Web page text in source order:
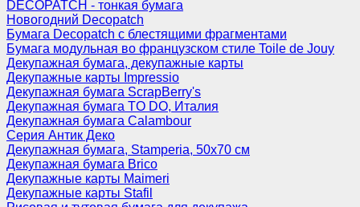
DECOPATCH - тонкая бумага
Новогодний Decopatch
Бумага Decopatch с блестящими фрагментами
Бумага модульная во французском стиле Toile de Jouy
Декупажная бумага, декупажные карты
Декупажные карты Impressio
Декупажная бумага ScrapBerry's
Декупажная бумага TO DO, Италия
Декупажная бумага Calambour
Серия Антик Деко
Декупажная бумага, Stamperia, 50х70 см
Декупажная бумага Brico
Декупажные карты Maimeri
Декупажные карты Stafil